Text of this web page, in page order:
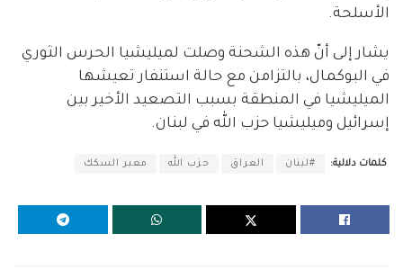
الأسلحة.
يشار إلى أنّ هذه الشحنة وصلت لميليشيا الحرس الثوري
في البوكمال، بالتزامن مع حالة استنفار تعيشها
الميليشيا في المنطقة بسبب التصعيد الأخير بين
إسرائيل وميليشيا حزب الله في لبنان.
كلمات دلالية: #لبنان العراق حزب الله معبر السكك